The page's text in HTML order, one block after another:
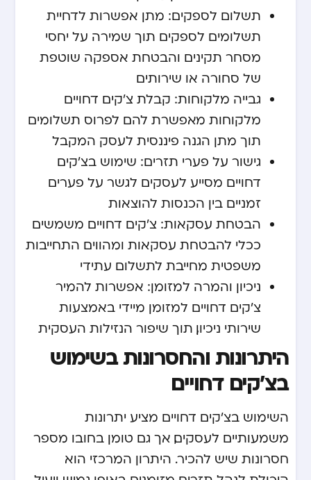
תשלום לספקים: מתן אפשרות לדחיית
תשלומים לספקים תוך שמירה על יחסי
מסחר תקינים והבטחת אספקה שוטפת
של סחורה או שירותים
גבייה מלקוחות: קבלת צ'קים דחויים
מלקוחות מאפשרת להם לפרוס תשלומים
תוך מתן הגנה פיננסית לעסק המקבל
גישור על פערי תזרים: שימוש בצ'קים
דחויים מסייע לעסקים לגשר על פערים
זמניים בין הכנסות להוצאות
הבטחת עסקאות: צ'קים דחויים משמשים
ככלי להבטחת עסקאות ומהווים התחייבות
משפטית מחייבת לתשלום עתידי
ניכיון והמרה למזומן: אפשרות להמיר
צ'קים דחויים למזומן מיידי באמצעות
שירותי ניכיון, תוך שיפור הנזילות העסקית
היתרונות והחסרונות בשימוש
בצ'קים דחויים
השימוש בצ'קים דחויים מציע יתרונות
משמעותיים לעסקים, אך גם טומן בחובו מספר
חסרונות שיש להכיר. היתרון המרכזי הוא